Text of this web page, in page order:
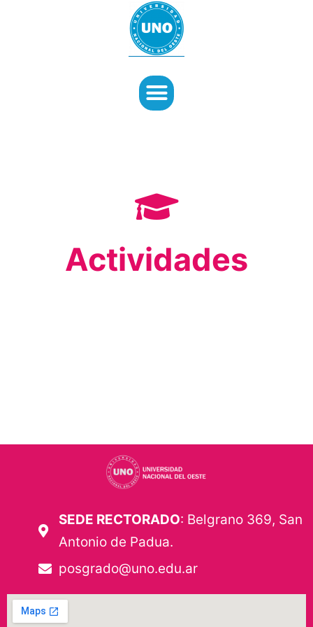
Actividades
SEDE RECTORADO: Belgrano 369, San
Antonio de Padua.
posgrado@uno.edu.ar